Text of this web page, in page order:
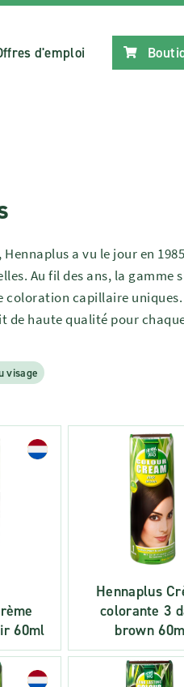
d'emploi
a vu le jour en
Au fil des ans, la
coloration capillaire
de haute qualité pour
visage
60ml
Hennaplus
colorante 3
brown